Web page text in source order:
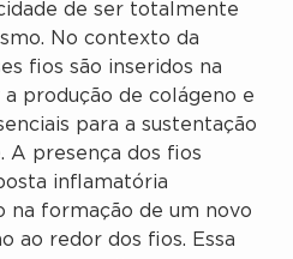
de ser totalmente
No contexto da
fios são inseridos na
produção de colágeno e
para a sustentação
A presença dos fios
inflamatória
na formação de um novo
ao redor dos fios. Essa